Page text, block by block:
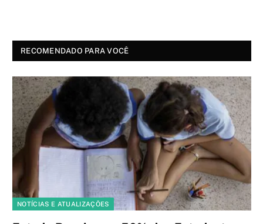
RECOMENDADO PARA VOCÊ
NOTÍCIAS E ATUALIZAÇÕES